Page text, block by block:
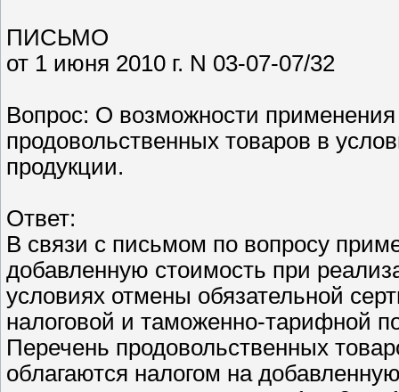
ПИСЬМО
от 1 июня 2010 г. N 03-07-07/32
Вопрос: О возможности
продовольственных товаров в
продукции.
Ответ:
В связи с письмом по вопросу
добавленную стоимость при
условиях отмены обязательной
налоговой и таможенно-тарифной
Перечень продовольственных
облагаются налогом на